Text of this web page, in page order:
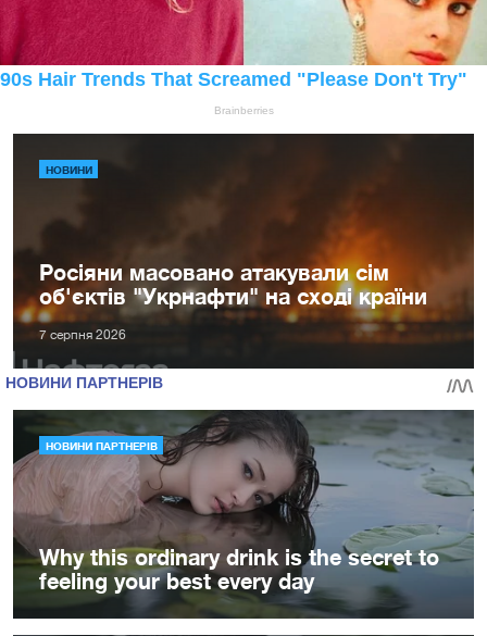
НОВИНИ
Росіяни масовано атакували сім
об'єктів "Укрнафти" на сході країни
7 серпня 2026